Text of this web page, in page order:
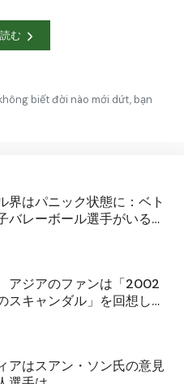
む
biết đời nào mới dứt, bạn
界はパニック状態に：ベト
バレーボール選手がいる…
アジアのファンは「2002
スキャンダル」を回想して
アはスアン・ソン氏の意見